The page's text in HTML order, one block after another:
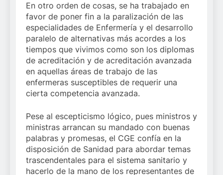
En otro orden de cosas, se ha trabajado en
favor de poner fin a la paralización de las
especialidades de Enfermería y el desarrollo
paralelo de alternativas más acordes a los
tiempos que vivimos como son los diplomas
de acreditación y de acreditación avanzada
en aquellas áreas de trabajo de las
enfermeras susceptibles de requerir una
cierta competencia avanzada.
Pese al escepticismo lógico, pues ministros y
ministras arrancan su mandado con buenas
palabras y promesas, el CGE confía en la
disposición de Sanidad para abordar temas
trascendentales para el sistema sanitario y
hacerlo de la mano de los representantes de